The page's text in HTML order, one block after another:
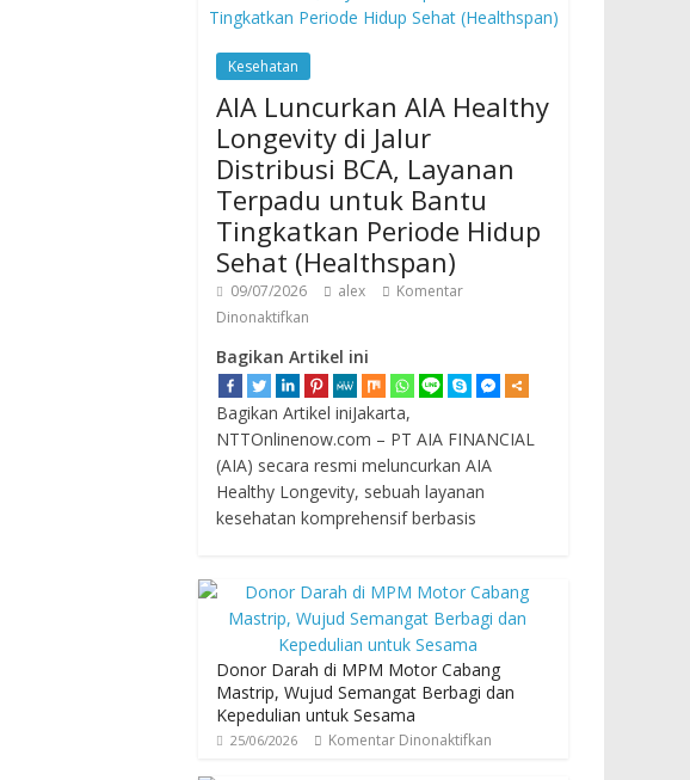
Kesehatan
AIA Luncurkan AIA Healthy
Longevity di Jalur
Distribusi BCA, Layanan
Terpadu untuk Bantu
Tingkatkan Periode Hidup
Sehat (Healthspan)
09/07/2026 alex
Komentar
Dinonaktifkan
Bagikan Artikel ini
Bagikan Artikel iniJakarta,
NTTOnlinenow.com – PT AIA FINANCIAL
(AIA) secara resmi meluncurkan AIA
Healthy Longevity, sebuah layanan
kesehatan komprehensif berbasis
Donor Darah di MPM Motor Cabang
Mastrip, Wujud Semangat Berbagi dan
Kepedulian untuk Sesama
25/06/2026 Komentar Dinonaktifkan